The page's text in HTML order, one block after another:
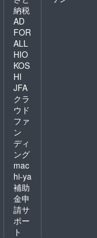
納税
AD
FOR
ALL
HIO
KOS
HI
JFA
クラ
ウド
ファ
ン
ディ
ング
mac
hi-ya
補助
金申
請サ
ポー
ト